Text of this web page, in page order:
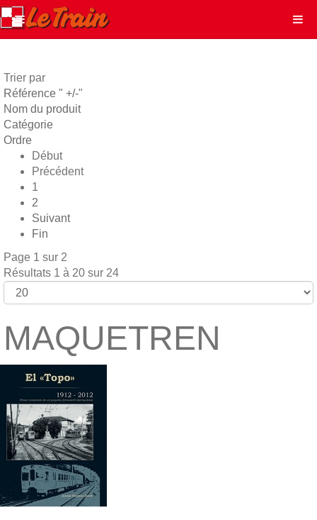
Trier par
Référence " +/-"
Nom du produit
Catégorie
Ordre
Début
Précédent
1
2
Suivant
Fin
Page 1 sur 2
Résultats 1 à 20 sur 24
MAQUETREN